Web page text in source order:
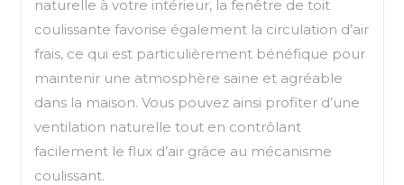
naturelle à votre intérieur, la fenêtre de toit
coulissante favorise également la circulation d’air
frais, ce qui est particulièrement bénéfique pour
maintenir une atmosphère saine et agréable
dans la maison. Vous pouvez ainsi profiter d’une
ventilation naturelle tout en contrôlant
facilement le flux d’air grâce au mécanisme
coulissant.